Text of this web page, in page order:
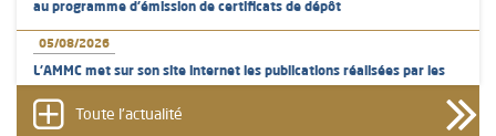
au programme d'émission de certificats de dépôt
05/08/2026
L’AMMC met sur son site internet les publications réalisées par les
04/08/2026
Toute l'actualité